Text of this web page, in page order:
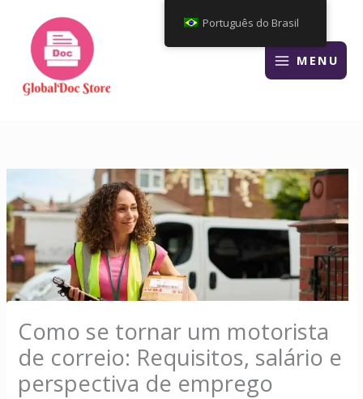
conteúdo
MENU
Como se tornar um motorista
de correio: Requisitos, salário e
perspectiva de emprego
Português do Brasil